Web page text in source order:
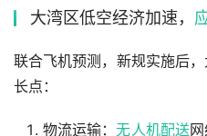
大湾区低空经济加速，
联合飞机预测，新规实施后
长点：
物流运输：无人机配送